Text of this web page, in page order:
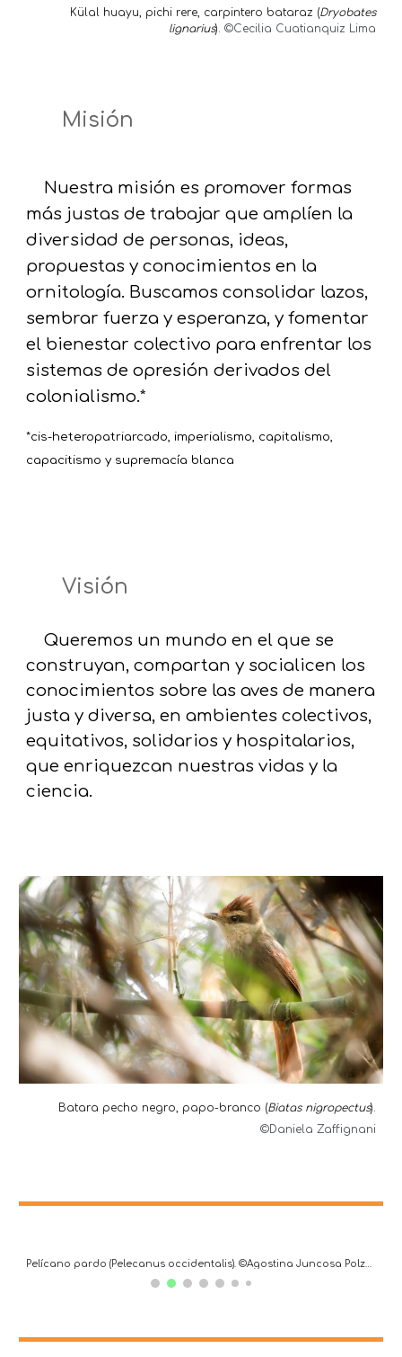
Külal huayu, pichi rere, carpintero bataraz (Dryobates
lignarius). ©Cecilia Cuatianquiz Lima
Misión
Nuestra misión es promover formas
más justas de trabajar que amplíen la
diversidad de personas, ideas,
propuestas y conocimientos en la
ornitología. Buscamos consolidar lazos,
sembrar fuerza y esperanza, y fomentar
el bienestar colectivo para enfrentar los
sistemas de opresión derivados del
colonialismo.*
*cis-heteropatriarcado, imperialismo, capitalismo,
capacitismo y supremacía blanca
Visión
Queremos un mundo en el que se
construyan, compartan y socialicen los
conocimientos sobre las aves de manera
justa y diversa, en ambientes colectivos,
equitativos, solidarios y hospitalarios,
que enriquezcan nuestras vidas y la
ciencia.
Batara pecho negro, papo-branco (Biatas nigropectus).
©Daniela Zaffignani